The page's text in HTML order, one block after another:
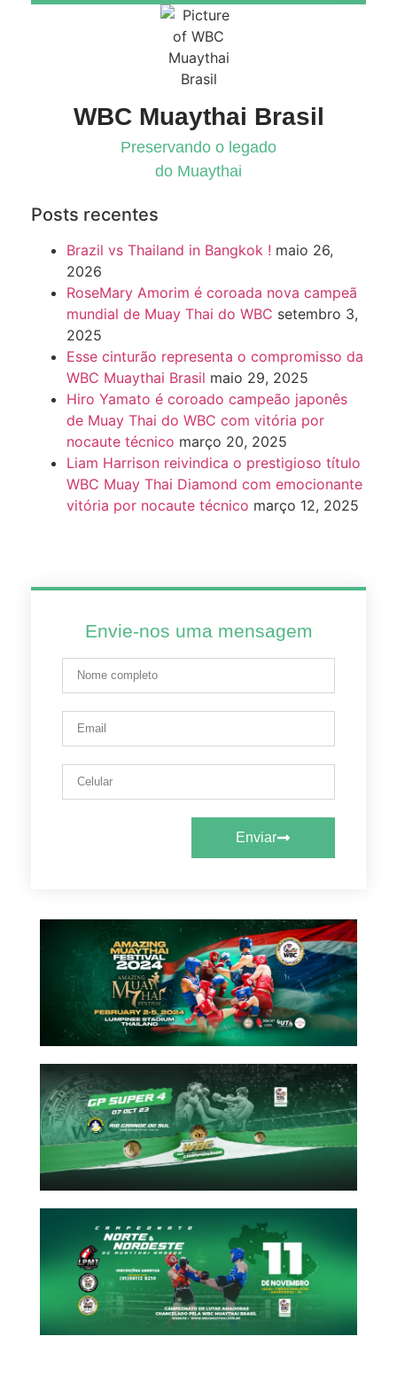
WBC Muaythai Brasil
Preservando o legado
do Muaythai
Posts recentes
Brazil vs Thailand in Bangkok ! maio 26,
2026
RoseMary Amorim é coroada nova campeã
mundial de Muay Thai do WBC setembro 3,
2025
Esse cinturão representa o compromisso da
WBC Muaythai Brasil maio 29, 2025
Hiro Yamato é coroado campeão japonês
de Muay Thai do WBC com vitória por
nocaute técnico março 20, 2025
Liam Harrison reivindica o prestigioso título
WBC Muay Thai Diamond com emocionante
vitória por nocaute técnico março 12, 2025
Envie-nos uma mensagem
Enviar